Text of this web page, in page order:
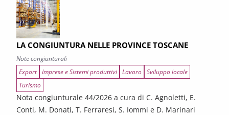
LA CONGIUNTURA NELLE PROVINCE TOSCANE
Note congiunturali
Export Imprese e Sistemi produttivi Lavoro Sviluppo locale
Turismo
Nota congiunturale 44/2026 a cura di C. Agnoletti, E.
Conti, M. Donati, T. Ferraresi, S. Iommi e D. Marinari